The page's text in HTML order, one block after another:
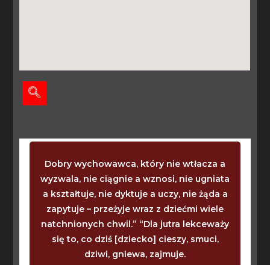
Dobry wychowawca, który nie wtłacza a
wyzwala, nie ciągnie a wznosi, nie ugniata
a kształtuje, nie dyktuje a uczy, nie żąda a
zapytuje – przeżyje wraz z dziećmi wiele
natchnionych chwil.” “Dla jutra lekceważy
się to, co dziś [dziecko] cieszy, smuci,
dziwi, gniewa, zajmuje.